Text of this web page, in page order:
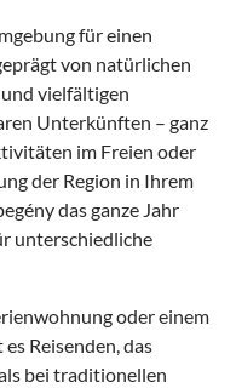
für einen
von natürlichen
vielfältigen
Unterkünften – ganz
im Freien oder
der Region in Ihrem
das ganze Jahr
unterschiedliche
oder einem
Reisenden, das
bei traditionellen